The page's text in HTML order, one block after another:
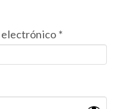
electrónico *